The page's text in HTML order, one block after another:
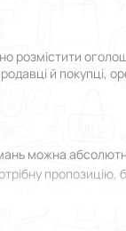
й покупці,
можна
ви зможете